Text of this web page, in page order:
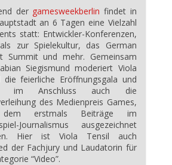
der gamesweekberlin findet in
an 6 Tagen eine Vielzahl
statt: Entwickler-Konferenzen,
zur Spielekultur, das German
Summit und mehr. Gemeinsam
Siegismund moderiert Viola
die feierliche Eröffnungsgala und
im Anschluss auch die
des Medienpreis Games,
erstmals Beiträge im
Journalismus ausgezeichnet
Hier ist Viola Tensil auch
der Fachjury und Laudatorin für
“Video”.